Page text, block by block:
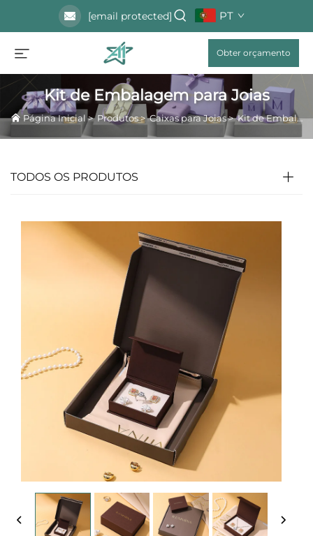
[email protected] PT
Obter orçamento
Kit de Embalagem para Joias
Página Inicial>Produtos>Caixas para Joias>Kit de Embalagem para Joias
TODOS OS PRODUTOS